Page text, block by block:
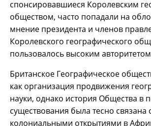
спонсировавшиеся Королевским
обществом, часто попадали на
мнение президента и членов
Королевского географического
пользовалось высоким
Британское Географическое
как организация продвижения
науки, однако история Общества в
существования была тесно связана
колониальными открытиями в